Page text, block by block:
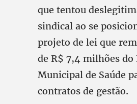
que tentou
sindical ao se
projeto de lei que
de R$ 7,4 milhões do
Municipal de Saúde
contratos de gestão.